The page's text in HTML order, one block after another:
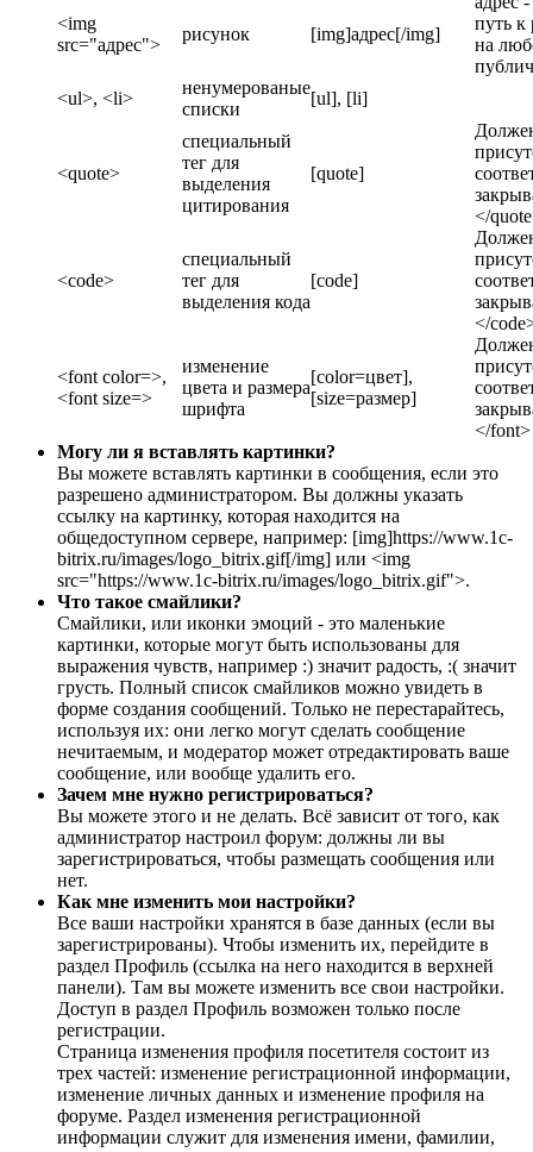
<img
src="адрес">
рисунок [img]адрес[/img]
путь к
на
<ul>, <li>
ненумерованые
списки
[ul], [li]
<quote>
специальный
тег для
выделения
цитирования
[quote]
</
<code>
специальный
тег для
выделения кода
[code]
</
<font color=>,
<font size=>
изменение
цвета и размера
шрифта
[color=цвет],
[size=размер]
</font>
Могу ли я вставлять картинки?
Вы можете вставлять картинки в сообщения, если это
разрешено администратором. Вы должны указать
ссылку на картинку, которая находится на
общедоступном сервере, например: [img]https://www.1c-
bitrix.ru/images/logo_bitrix.gif[/img] или <img
src="https://www.1c-bitrix.ru/images/logo_bitrix.gif">.
Что такое смайлики?
Смайлики, или иконки эмоций - это маленькие
картинки, которые могут быть использованы для
выражения чувств, например :) значит радость, :( значит
грусть. Полный список смайликов можно увидеть в
форме создания сообщений. Только не перестарайтесь,
используя их: они легко могут сделать сообщение
нечитаемым, и модератор может отредактировать ваше
сообщение, или вообще удалить его.
Зачем мне нужно регистрироваться?
Вы можете этого и не делать. Всё зависит от того, как
администратор настроил форум: должны ли вы
зарегистрироваться, чтобы размещать сообщения или
нет.
Как мне изменить мои настройки?
Все ваши настройки хранятся в базе данных (если вы
зарегистрированы). Чтобы изменить их, перейдите в
раздел Профиль (ссылка на него находится в верхней
панели). Там вы можете изменить все свои настройки.
Доступ в раздел Профиль возможен только после
регистрации.
Страница изменения профиля посетителя состоит из
трех частей: изменение регистрационной информации,
изменение личных данных и изменение профиля на
форуме. Раздел изменения регистрационной
информации служит для изменения имени, фамилии,